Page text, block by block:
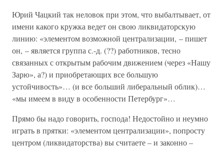
Юрий Чацкий так неловок при этом, что выбалтывает, от
имени какого кружка ведет он свою ликвидаторскую
линию: «элементом возможной централизации, – пишет
он, – является группа с.-д. (??) работников, тесно
связанных с открытым рабочим движением (через «Нашу
Зарю», а?) и приобретающих все большую
устойчивость»… (и все больший либеральный облик)…
«мы имеем в виду в особенности Петербург»…
Прямо бы надо говорить, господа! Недостойно и неумно
играть в прятки: «элементом централизации», попросту
центром (ликвидаторства) вы считаете – и законно –